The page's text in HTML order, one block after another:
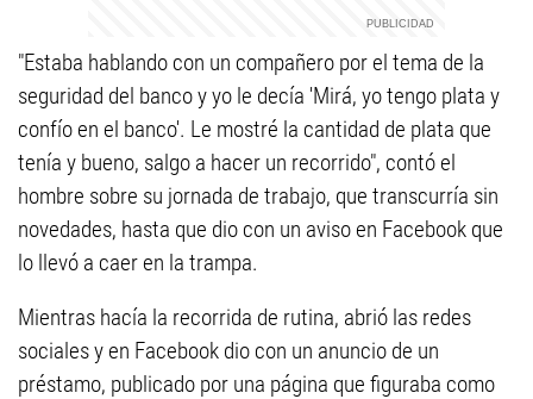
"Estaba hablando con un compañero por el tema de la
seguridad del banco y yo le decía 'Mirá, yo tengo plata y
confío en el banco'. Le mostré la cantidad de plata que
tenía y bueno, salgo a hacer un recorrido", contó el
hombre sobre su jornada de trabajo, que transcurría sin
novedades, hasta que dio con un aviso en Facebook que
lo llevó a caer en la trampa.
Mientras hacía la recorrida de rutina, abrió las redes
sociales y en Facebook dio con un anuncio de un
préstamo, publicado por una página que figuraba como